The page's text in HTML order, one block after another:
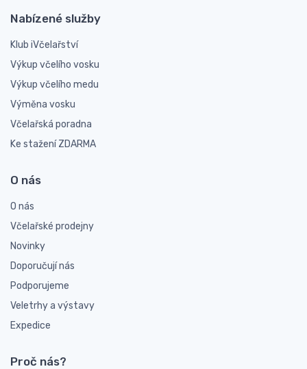
Nabízené služby
Klub iVčelařství
Výkup včelího vosku
Výkup včelího medu
Výměna vosku
Včelařská poradna
Ke stažení ZDARMA
O nás
O nás
Včelařské prodejny
Novinky
Doporučují nás
Podporujeme
Veletrhy a výstavy
Expedice
Proč nás?